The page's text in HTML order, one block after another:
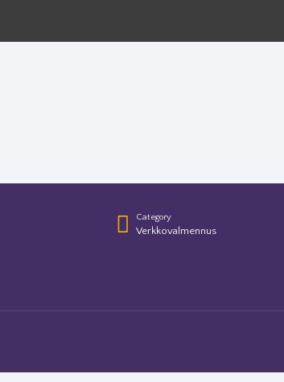
Category
Verkkovalmennus